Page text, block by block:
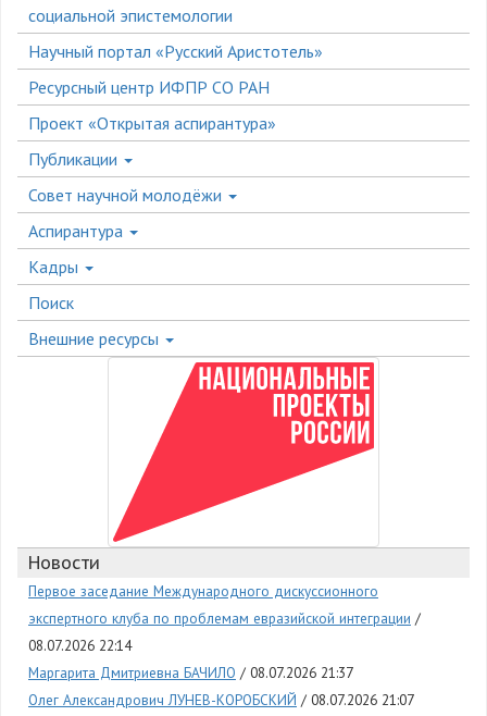
социальной эпистемологии
Научный портал «Русский Аристотель»
Ресурсный центр ИФПР СО РАН
Проект «Открытая аспирантура»
Публикации
Совет научной молодёжи
Аспирантура
Кадры
Поиск
Внешние ресурсы
Новости
Первое заседание Международного дискуссионного
экспертного клуба по проблемам евразийской интеграции
08.07.2026 22:14
Маргарита Дмитриевна БАЧИЛО
08.07.2026 21:37
Олег Александрович ЛУНЕВ-КОРОБСКИЙ
08.07.2026 21:07